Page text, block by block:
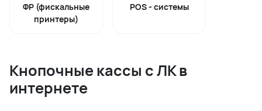
ФР (фискальные
принтеры)
POS - системы
Кнопочные кассы с ЛК в
интернете